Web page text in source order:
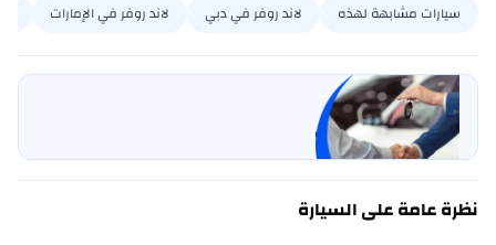
سيارات مشابهة لهذه لاند روفر في دبي لاند روفر في الإمارات
بيع سيارتي
خليها على كارسويتش
نظرة عامة على السيارة